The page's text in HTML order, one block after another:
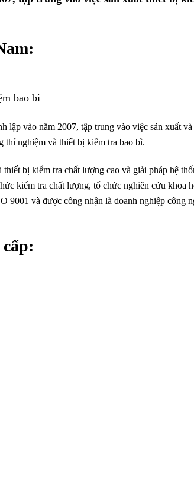
bao bì
lập vào năm 2007, tập trung vào việc sản xuất và
thí nghiệm và thiết bị kiểm tra bao bì.
bị kiểm tra chất lượng cao và giải pháp hệ
kiểm tra chất lượng, tổ chức nghiên cứu khoa
9001 và được công nhận là doanh nghiệp công
: